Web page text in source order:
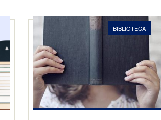
BIBLIOTECA